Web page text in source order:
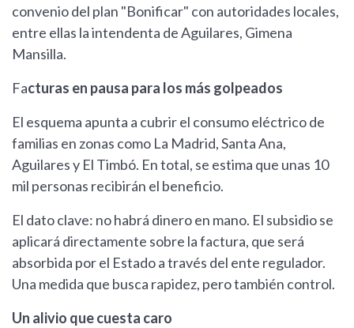
convenio del plan "Bonificar" con autoridades locales,
entre ellas la intendenta de Aguilares, Gimena
Mansilla.
Facturas en pausa para los más golpeados
El esquema apunta a cubrir el consumo eléctrico de
familias en zonas como La Madrid, Santa Ana,
Aguilares y El Timbó. En total, se estima que unas 10
mil personas recibirán el beneficio.
El dato clave: no habrá dinero en mano. El subsidio se
aplicará directamente sobre la factura, que será
absorbida por el Estado a través del ente regulador.
Una medida que busca rapidez, pero también control.
Un alivio que cuesta caro